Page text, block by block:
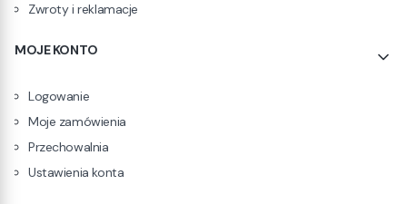
Zwroty i reklamacje
MOJE KONTO
Logowanie
Moje zamówienia
Przechowalnia
Ustawienia konta